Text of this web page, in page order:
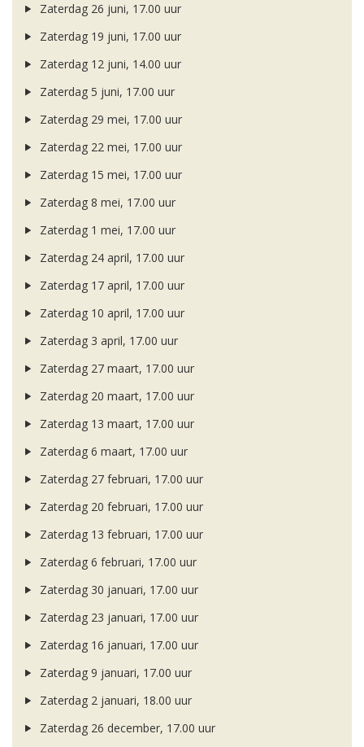
Zaterdag 26 juni, 17.00 uur
Zaterdag 19 juni, 17.00 uur
Zaterdag 12 juni, 14.00 uur
Zaterdag 5 juni, 17.00 uur
Zaterdag 29 mei, 17.00 uur
Zaterdag 22 mei, 17.00 uur
Zaterdag 15 mei, 17.00 uur
Zaterdag 8 mei, 17.00 uur
Zaterdag 1 mei, 17.00 uur
Zaterdag 24 april, 17.00 uur
Zaterdag 17 april, 17.00 uur
Zaterdag 10 april, 17.00 uur
Zaterdag 3 april, 17.00 uur
Zaterdag 27 maart, 17.00 uur
Zaterdag 20 maart, 17.00 uur
Zaterdag 13 maart, 17.00 uur
Zaterdag 6 maart, 17.00 uur
Zaterdag 27 februari, 17.00 uur
Zaterdag 20 februari, 17.00 uur
Zaterdag 13 februari, 17.00 uur
Zaterdag 6 februari, 17.00 uur
Zaterdag 30 januari, 17.00 uur
Zaterdag 23 januari, 17.00 uur
Zaterdag 16 januari, 17.00 uur
Zaterdag 9 januari, 17.00 uur
Zaterdag 2 januari, 18.00 uur
Zaterdag 26 december, 17.00 uur